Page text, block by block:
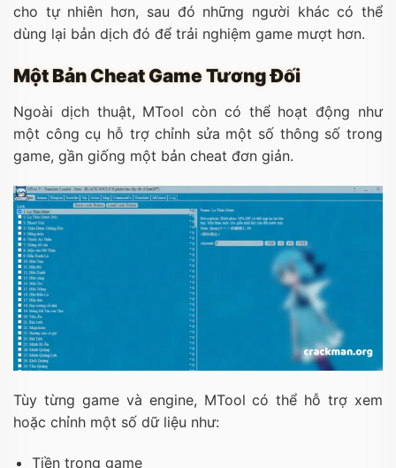
cho tự nhiên hơn, sau đó những người khác có thể
dùng lại bản dịch đó để trải nghiệm game mượt hơn.
Một Bản Cheat Game Tương Đối
Ngoài dịch thuật, MTool còn có thể hoạt động như
một công cụ hỗ trợ chỉnh sửa một số thông số trong
game, gần giống một bản cheat đơn giản.
Tùy từng game và engine, MTool có thể hỗ trợ xem
hoặc chỉnh một số dữ liệu như:
Tiền trong game